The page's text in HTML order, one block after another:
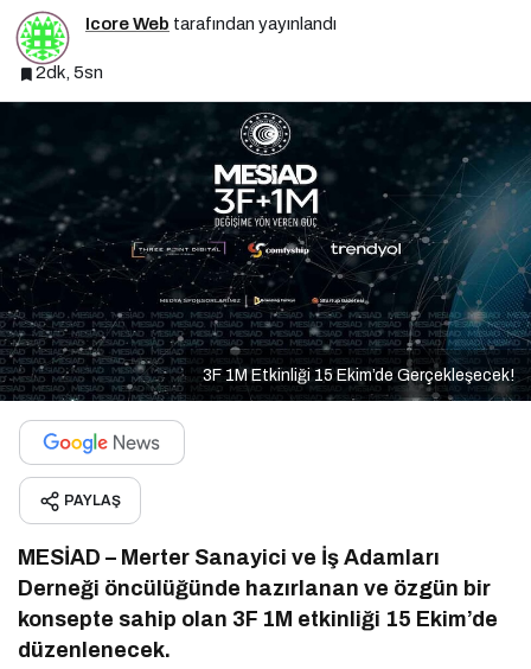
Icore Web tarafından yayınlandı
2dk, 5sn
3F 1M Etkinliği 15 Ekim’de Gerçekleşecek!
PAYLAŞ
MESİAD – Merter Sanayici ve İş Adamları
Derneği öncülüğünde hazırlanan ve özgün bir
konsepte sahip olan 3F 1M etkinliği 15 Ekim’de
düzenlenecek.